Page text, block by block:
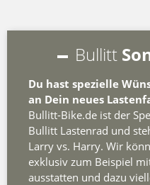
Bullitt
Du hast spezielle
an Dein neues
Bullitt-Bike.de ist der
Bullitt Lastenrad und
Larry vs. Harry. Wir
exklusiv zum Beispiel
ausstatten und dazu